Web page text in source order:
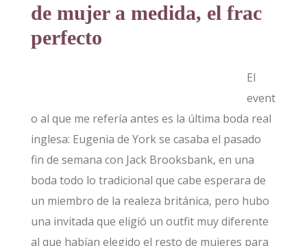
de mujer a medida, el frac
perfecto
El
event
o al que me refería antes es la última boda real
inglesa: Eugenia de York se casaba el pasado
fin de semana con Jack Brooksbank, en una
boda todo lo tradicional que cabe esperara de
un miembro de la realeza británica, pero hubo
una invitada que eligió un outfit muy diferente
al que habían elegido el resto de mujeres para